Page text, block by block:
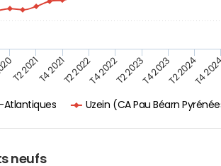
Atlantiques Uzein (CA Pau Béarn
T2 2021T4 2021T2 2022T4 2022T2 2023T4 2023T2 2024T4
neufs